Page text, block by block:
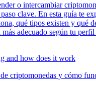
o intercambiar
clave. En esta guía te
qué tipos existen y qué
más adecuado según tu
criptomonedas y cómo